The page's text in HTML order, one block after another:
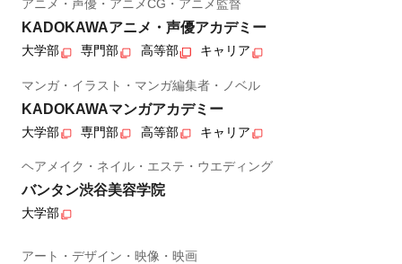
アニメ・声優・アニメCG・アニメ監督
KADOKAWAアニメ・声優アカデミー
大学部 専門部 高等部 キャリア
マンガ・イラスト・マンガ編集者・ノベル
KADOKAWAマンガアカデミー
大学部 専門部 高等部 キャリア
ヘアメイク・ネイル・エステ・ウエディング
バンタン渋谷美容学院
大学部
アート・デザイン・映像・映画